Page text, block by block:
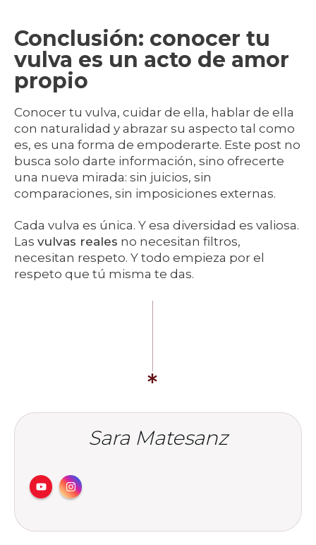
Conclusión: conocer tu
vulva es un acto de amor
propio
Conocer tu vulva, cuidar de ella, hablar de ella
con naturalidad y abrazar su aspecto tal como
es, es una forma de empoderarte. Este post no
busca solo darte información, sino ofrecerte
una nueva mirada: sin juicios, sin
comparaciones, sin imposiciones externas.
Cada vulva es única. Y esa diversidad es valiosa.
Las vulvas reales no necesitan filtros,
necesitan respeto. Y todo empieza por el
respeto que tú misma te das.
Sara Matesanz